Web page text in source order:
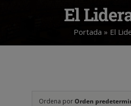
El
Portada » El
Ordena porOrden